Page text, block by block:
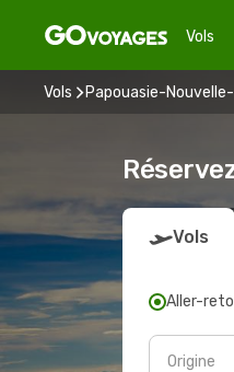
Vols
Vols Papouasie-
Vols
Aller-
Origine